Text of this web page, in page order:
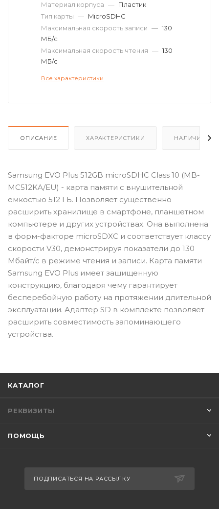
Материал корпуса — Пластик
Тип карты — MicroSDHC
Максимальная скорость записи — 130
МБ/с
Максимальная скорость чтения — 130
МБ/с
Все характеристики
ОПИСАНИЕ ХАРАКТЕРИСТИКИ НАЛИЧИЕ
Samsung EVO Plus 512GB microSDHC Class 10 (MB-
MC512KA/EU) - карта памяти с внушительной
емкостью 512 ГБ. Позволяет существенно
расширить хранилище в смартфоне, планшетном
компьютере и других устройствах. Она выполнена
в форм-факторе microSDXC и соответствует классу
скорости V30, демонстрируя показатели до 130
Мбайт/с в режиме чтения и записи. Карта памяти
Samsung EVO Plus имеет защищенную
конструкцию, благодаря чему гарантирует
бесперебойную работу на протяжении длительной
эксплуатации. Адаптер SD в комплекте позволяет
расширить совместимость запоминающего
устройства.
КАТАЛОГ
РЕКВИЗИТЫ
ПОМОЩЬ
ПОДПИСАТЬСЯ НА РАССЫЛКУ